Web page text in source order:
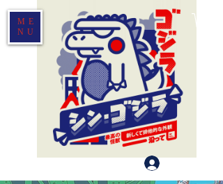
ME
NU